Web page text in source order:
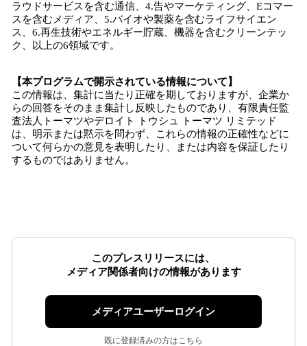
ラウドサービスを含む通信、4.告やマーケティング、Eコマー
スを含むメディア、5.バイオや製薬を含むライフサイエン
ス、6.再生技術やエネルギー貯蔵、機器を含むクリーンテッ
ク、以上の6領域です。
【本プログラムで開示されている情報について】
この情報は、集計に当たり正確を期しておりますが、企業か
らの回答をそのまま集計し反映したものであり、有限責任監
査法人トーマツやデロイト トウシュ トーマツ リミテッド
は、明示または黙示を問わず、これらの情報の正確性などに
ついて何らかの意見を表明したり、または内容を保証したり
するものではありません。
このプレスリリースには、
メディア関係者向けの情報があります
メディアユーザーログイン
既に登録済みの方はこちら